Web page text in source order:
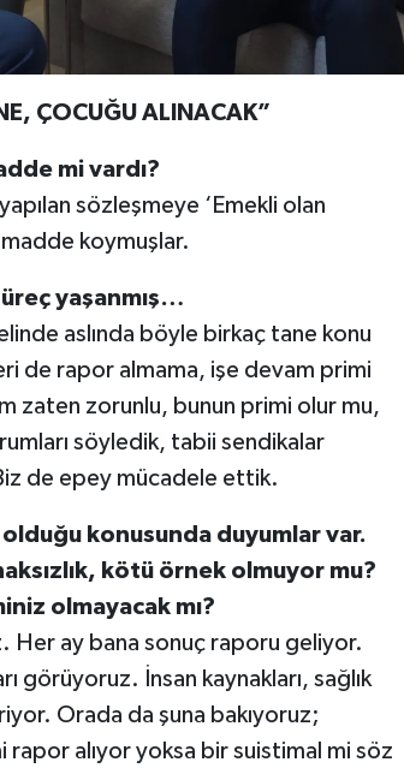
ÇOCUĞU ALINACAK”
mi vardı?
sözleşmeye ‘Emekli olan
koymuşlar.
yaşanmış…
aslında böyle birkaç tane konu
de rapor almama, işe devam primi
zaten zorunlu, bunun primi olur mu,
söyledik, tabii sendikalar
de epey mücadele ettik.
olduğu konusunda duyumlar var.
kötü örnek olmuyor mu?
olmayacak mı?
Her ay bana sonuç raporu geliyor.
görüyoruz. İnsan kaynakları, sağlık
Orada da şuna bakıyoruz;
rapor alıyor yoksa bir suistimal mi söz